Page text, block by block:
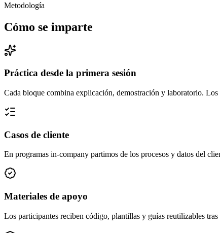
Metodología
Cómo se imparte
Práctica desde la primera sesión
Cada bloque combina explicación, demostración y laboratorio.
Casos de cliente
En programas in-company partimos de los procesos y datos del
Materiales de apoyo
Los participantes reciben código, plantillas y guías reutilizables